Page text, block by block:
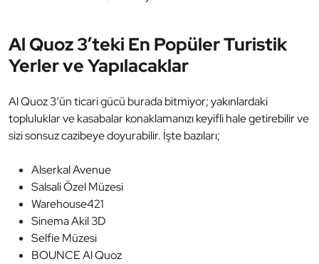
Al Quoz 3’teki En Popüler Turistik
Yerler ve Yapılacaklar
Al Quoz 3’ün ticari gücü burada bitmiyor; yakınlardaki
topluluklar ve kasabalar konaklamanızı keyifli hale getirebilir ve
sizi sonsuz cazibeye doyurabilir. İşte bazıları;
Alserkal Avenue
Salsali Özel Müzesi
Warehouse421
Sinema Akil 3D
Selfie Müzesi
BOUNCE Al Quoz